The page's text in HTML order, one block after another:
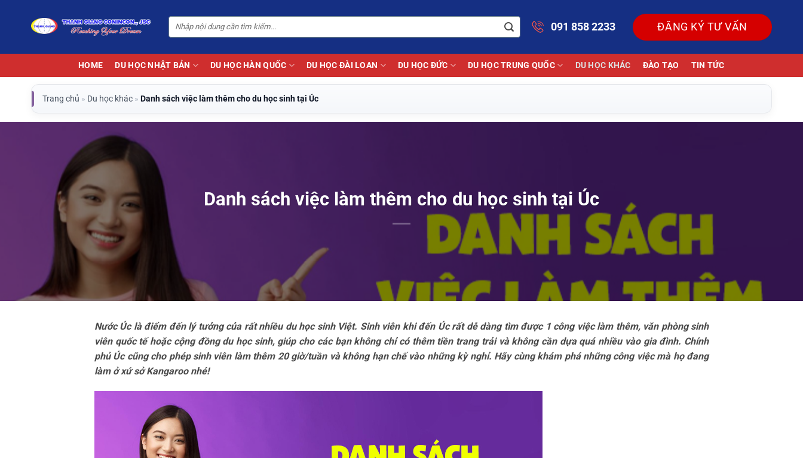
dung
091 858 2233 ĐĂNG KÝ TƯ VẤN
HOME DU HỌC NHẬT BẢN DU HỌC HÀN QUỐC DU HỌC ĐÀI LOAN DU HỌC ĐỨC DU HỌC TRUNG QUỐC DU HỌC KHÁC ĐÀO TẠO TIN TỨC
Trang chủ » Du học khác » Danh sách việc làm thêm cho du học sinh tại Úc
Danh sách việc làm thêm cho du học sinh tại Úc
Nước Úc là điểm đến lý tưởng của rất nhiều du học sinh Việt. Sinh viên khi đến Úc rất dễ dàng tìm được 1 công việc làm thêm, văn phòng sinh
viên quốc tế hoặc cộng đồng du học sinh, giúp cho các bạn không chỉ có thêm tiền trang trải và không cần dựa quá nhiều vào gia đình. Chính
phủ Úc cũng cho phép sinh viên làm thêm 20 giờ/tuần và không hạn chế vào những kỳ nghỉ. Hãy cùng khám phá những công việc mà họ đang
làm ở xứ sở Kangaroo nhé!